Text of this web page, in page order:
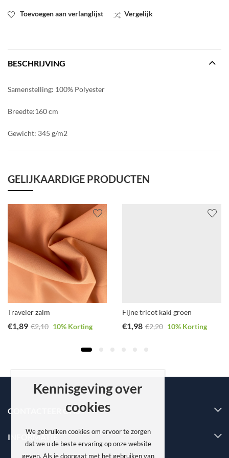
Toevoegen aan verlanglijst Vergelijk
BESCHRIJVING
Samenstelling: 100% Polyester
Breedte:160 cm
Gewicht: 345 g/m2
GELIJKAARDIGE PRODUCTEN
Traveler zalm
€1,89 €2,10 10% Korting
Fijne tricot kaki groen
€1,98 €2,20 10% Korting
CONTACTEER ONS
INFORMATIE
Kennisgeving over
cookies
We gebruiken cookies om ervoor te zorgen
dat we u de beste ervaring op onze website
geven. Als je doorgaat met het gebruiken van